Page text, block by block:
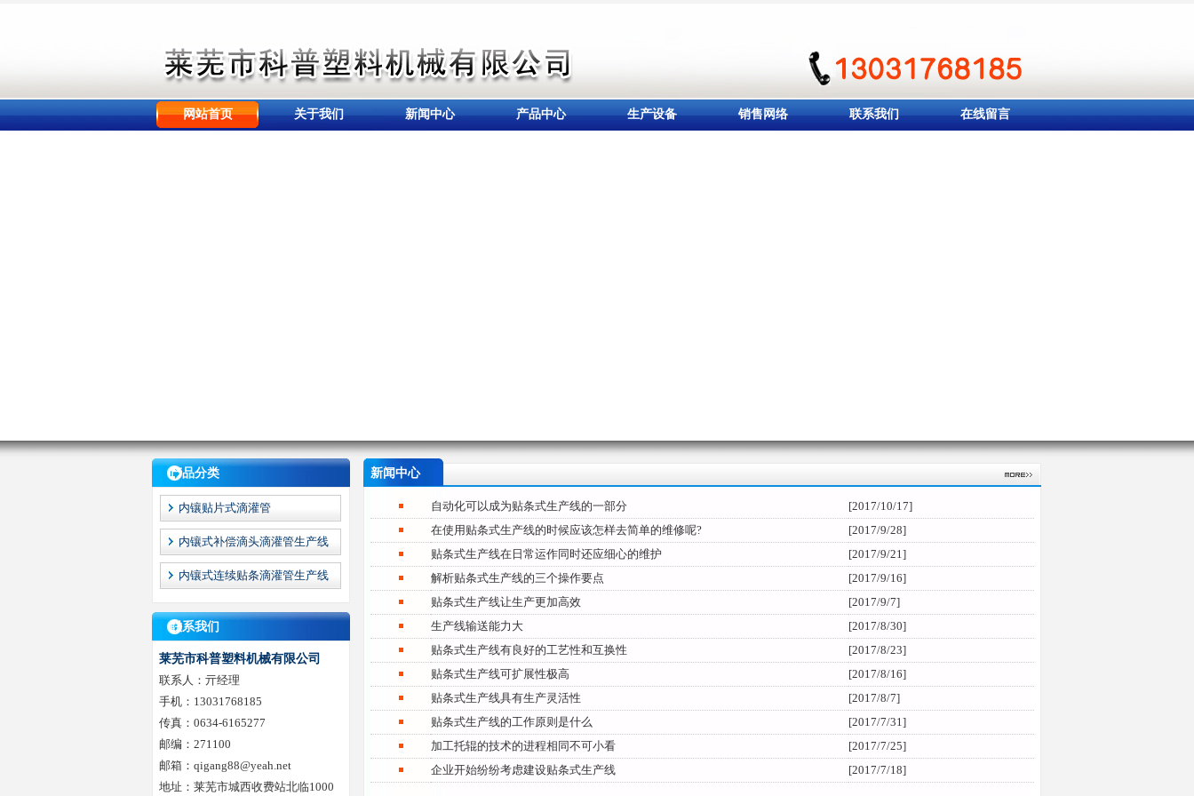
网站首页 关于我们 新闻中心 产品中心 生产设备 销售网络 联系我们 在线留言
产品分类
内镶贴片式滴灌管
内镶式补偿滴头滴灌管生产线
内镶式连续贴条滴灌管生产线
联系我们
莱芜市科普塑料机械有限公司
联系人：亓经理
手机：13031768185
传真：0634-6165277
邮编：271100
邮箱：qigang88@yeah.net
地址：莱芜市城西收费站北临1000
新闻中心
自动化可以成为贴条式生产线的一部分
[2017/10/17]
在使用贴条式生产线的时候应该怎样去简单的维修呢?
[2017/9/28]
贴条式生产线在日常运作同时还应细心的维护
[2017/9/21]
解析贴条式生产线的三个操作要点
[2017/9/16]
贴条式生产线让生产更加高效
[2017/9/7]
生产线输送能力大
[2017/8/30]
贴条式生产线有良好的工艺性和互换性
[2017/8/23]
贴条式生产线可扩展性极高
[2017/8/16]
贴条式生产线具有生产灵活性
[2017/8/7]
贴条式生产线的工作原则是什么
[2017/7/31]
加工托辊的技术的进程相同不可小看
[2017/7/25]
企业开始纷纷考虑建设贴条式生产线
[2017/7/18]